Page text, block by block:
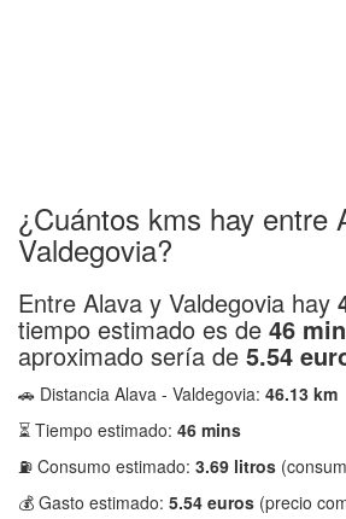
¿Cuántos kms hay entre
Valdegovia?
Entre Alava y Valdegovia hay
tiempo estimado es de 46
aproximado sería de 5.54
🚗 Distancia Alava - Valdegovia: 46.13 km
⏳ Tiempo estimado: 46 mins
⛽ Consumo estimado: 3.69 litros
💰 Gasto estimado: 5.54 euros (precio